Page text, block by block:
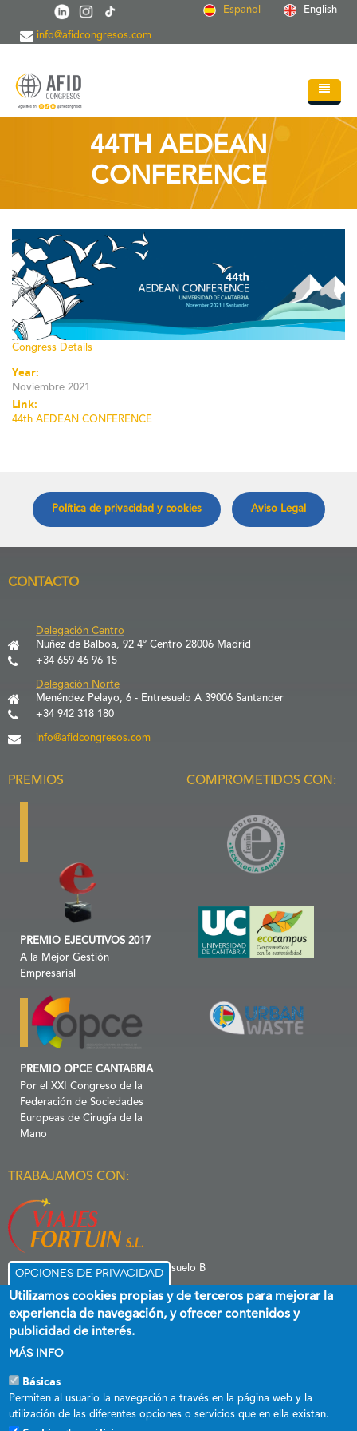
Pasar al contenido principal Español English
info@afidcongresos.com
Congresos
Soc.Científicas
Blog
Contacto
44TH AEDEAN
CONFERENCE
Congress Details
Year:
Noviembre 2021
Link:
44th AEDEAN CONFERENCE
Política de privacidad y cookies Aviso Legal
CONTACTO
Delegación Centro
Nuñez de Balboa, 92 4º Centro 28006 Madrid
+34 659 46 96 15
Delegación Norte
Menéndez Pelayo, 6 - Entresuelo A 39006 Santander
+34 942 318 180
info@afidcongresos.com
PREMIOS
PREMIO EJECUTIVOS 2017
A la Mejor Gestión
Empresarial
PREMIO OPCE CANTABRIA
Por el XXI Congreso de la
Federación de Sociedades
Europeas de Cirugía de la
Mano
COMPROMETIDOS CON:
TRABAJAMOS CON:
C/ Menéndez Pelayo 6 Entresuelo B
Esta empresa ha recibido una subvención destinada a promover el
empleo estable y de calidad, cofinanciada al 60 % por el Fondo Social
Opciones de privacidad
Utilizamos cookies propias y de terceros para mejorar la
experiencia de navegación, y ofrecer contenidos y
publicidad de interés.
Más info
Básicas
Permiten al usuario la navegación a través en la página web y la
utilización de las diferentes opciones o servicios que en ella existan.